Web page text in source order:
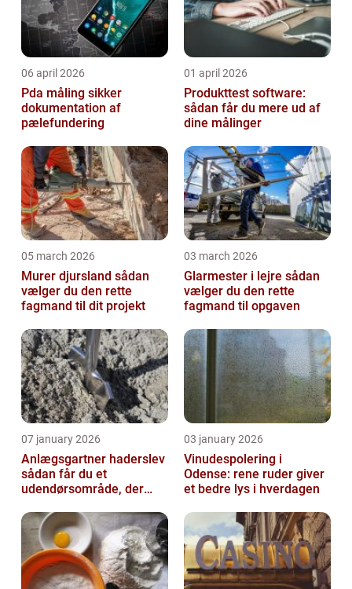
06 april 2026
Pda måling sikker
dokumentation af
pælefundering
01 april 2026
Produkttest software:
sådan får du mere ud af
dine målinger
05 march 2026
Murer djursland sådan
vælger du den rette
fagmand til dit projekt
03 march 2026
Glarmester i lejre sådan
vælger du den rette
fagmand til opgaven
07 january 2026
Anlægsgartner haderslev
sådan får du et
udendørsområde, der
03 january 2026
Vinudespolering i
Odense: rene ruder giver
et bedre lys i hverdagen